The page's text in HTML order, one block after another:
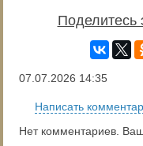
Поделитесь
07.07.2026 14:35
Написать
Нет комментариев.